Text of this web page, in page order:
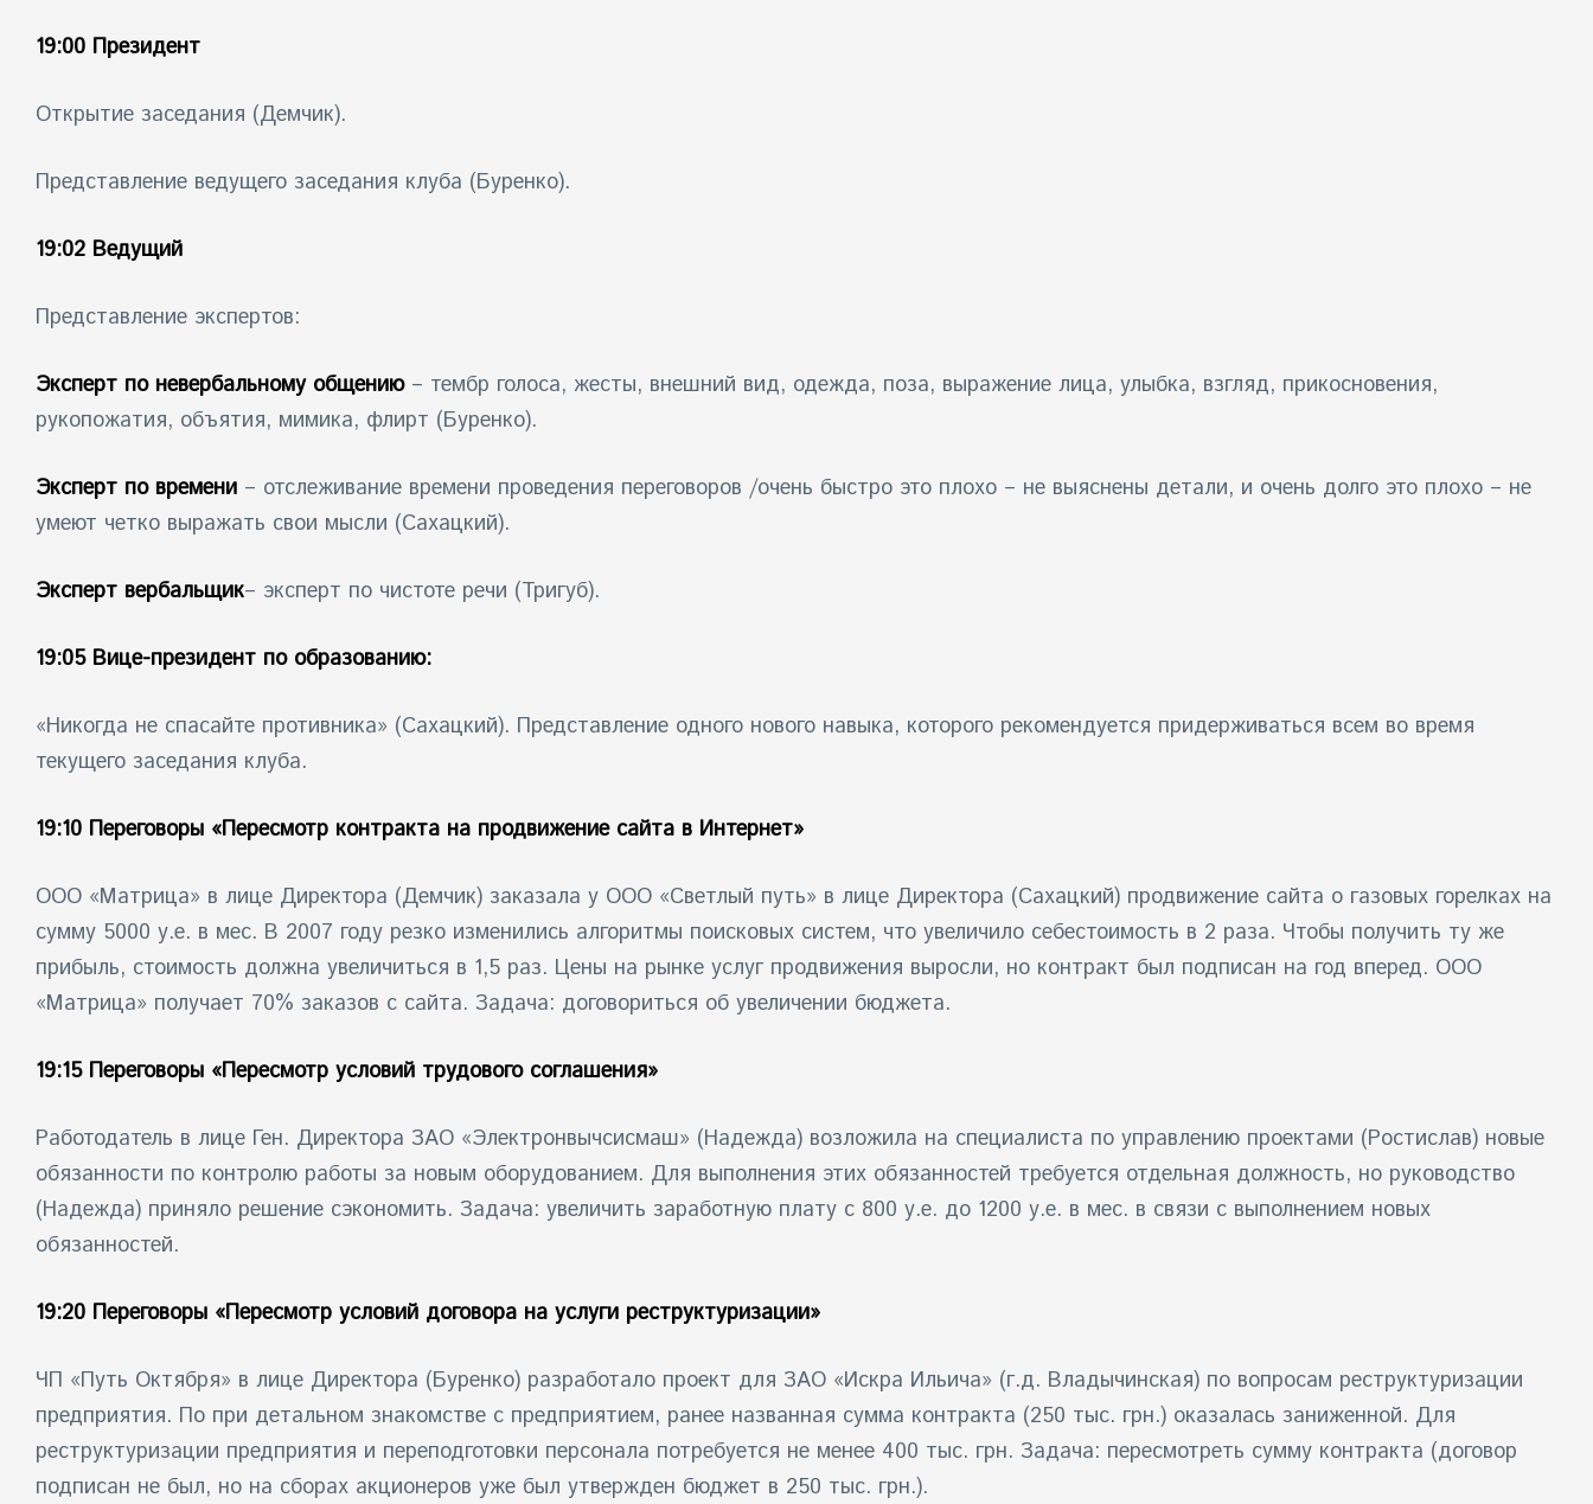
19:00 Президент
Открытие заседания (Демчик).
Представление ведущего заседания клуба (Буренко).
19:02 Ведущий
Представление экспертов:
Эксперт по невербальному общению – тембр голоса, жесты, внешний вид, одежда, поза, выражение лица, улыбка, взгляд, прикосновения,
рукопожатия, объятия, мимика, флирт (Буренко).
Эксперт по времени – отслеживание времени проведения переговоров /очень быстро это плохо – не выяснены детали, и очень долго это плохо – не
умеют четко выражать свои мысли (Сахацкий).
Эксперт вербальщик– эксперт по чистоте речи (Тригуб).
19:05 Вице-президент по образованию:
«Никогда не спасайте противника» (Сахацкий). Представление одного нового навыка, которого рекомендуется придерживаться всем во время
текущего заседания клуба.
19:10 Переговоры «Пересмотр контракта на продвижение сайта в Интернет»
ООО «Матрица» в лице Директора (Демчик) заказала у ООО «Светлый путь» в лице Директора (Сахацкий) продвижение сайта о газовых горелках на
сумму 5000 у.е. в мес. В 2007 году резко изменились алгоритмы поисковых систем, что увеличило себестоимость в 2 раза. Чтобы получить ту же
прибыль, стоимость должна увеличиться в 1,5 раз. Цены на рынке услуг продвижения выросли, но контракт был подписан на год вперед. ООО
«Матрица» получает 70% заказов с сайта. Задача: договориться об увеличении бюджета.
19:15 Переговоры «Пересмотр условий трудового соглашения»
Работодатель в лице Ген. Директора ЗАО «Электронвычсисмаш» (Надежда) возложила на специалиста по управлению проектами (Ростислав) новые
обязанности по контролю работы за новым оборудованием. Для выполнения этих обязанностей требуется отдельная должность, но руководство
(Надежда) приняло решение сэкономить. Задача: увеличить заработную плату с 800 у.е. до 1200 у.е. в мес. в связи с выполнением новых
обязанностей.
19:20 Переговоры «Пересмотр условий договора на услуги реструктуризации»
ЧП «Путь Октября» в лице Директора (Буренко) разработало проект для ЗАО «Искра Ильича» (г.д. Владычинская) по вопросам реструктуризации
предприятия. По при детальном знакомстве с предприятием, ранее названная сумма контракта (250 тыс. грн.) оказалась заниженной. Для
реструктуризации предприятия и переподготовки персонала потребуется не менее 400 тыс. грн. Задача: пересмотреть сумму контракта (договор
подписан не был, но на сборах акционеров уже был утвержден бюджет в 250 тыс. грн.).